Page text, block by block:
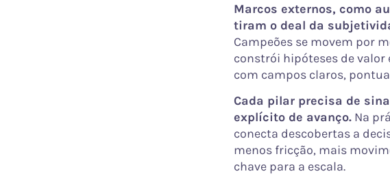
Marcos externos, como
tiram o deal da
Campeões se movem por
constrói hipóteses de valor
com campos claros,
Cada pilar precisa de
explícito de avanço. Na
conecta descobertas a
menos fricção, mais
chave para a escala.